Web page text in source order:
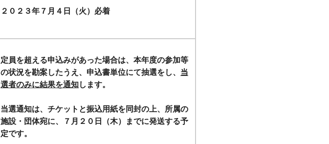
２０２３年７月４日（火）必着
定員を超える申込みがあった場合は、本年度の参加等
の状況を勘案したうえ、申込書単位にて抽選をし、 当
選者のみに結果を通知します。
当選通知は、チケットと振込用紙を同封の上、所属の
施設・団体宛に、７月２０日（木）までに発送する予
定です。